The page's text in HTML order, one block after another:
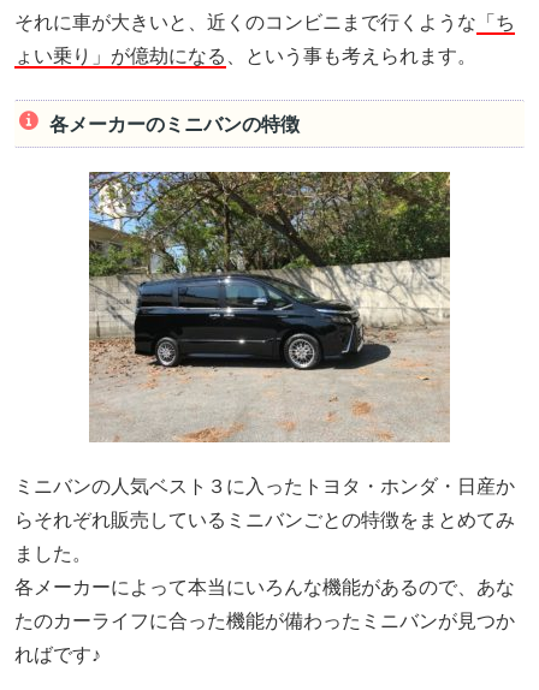
それに車が大きいと、近くのコンビニまで行くような 「ち
ょい乗り」が億劫になる
、という事も考えられます。
各メーカーのミニバンの特徴
ミニバンの人気ベスト３に入ったトヨタ・ホンダ・日産か
らそれぞれ販売しているミニバンごとの特徴をまとめてみ
ました。
各メーカーによって本当にいろんな機能があるので、あな
たのカーライフに合った機能が備わったミニバンが見つか
ればです♪